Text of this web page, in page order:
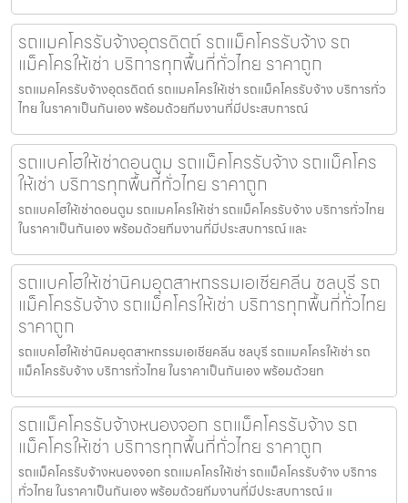
รถแมคโครรับจ้างอุตรดิตถ์ รถแม็คโครรับจ้าง รถ
แม็คโครให้เช่า บริการทุกพื้นที่ทั่วไทย ราคาถูก
รถแมคโครรับจ้างอุตรดิตถ์ รถแมคโครให้เช่า รถแม็คโครรับจ้าง บริการทั่ว
ไทย ในราคาเป็นกันเอง พร้อมด้วยทีมงานที่มีประสบการณ์
รถแบคโฮให้เช่าดอนตูม รถแม็คโครรับจ้าง รถแม็คโคร
ให้เช่า บริการทุกพื้นที่ทั่วไทย ราคาถูก
รถแบคโฮให้เช่าดอนตูม รถแมคโครให้เช่า รถแม็คโครรับจ้าง บริการทั่วไทย
ในราคาเป็นกันเอง พร้อมด้วยทีมงานที่มีประสบการณ์ และ
รถแบคโฮให้เช่านิคมอุตสาหกรรมเอเชียคลีน ชลบุรี รถ
แม็คโครรับจ้าง รถแม็คโครให้เช่า บริการทุกพื้นที่ทั่วไทย
ราคาถูก
รถแบคโฮให้เช่านิคมอุตสาหกรรมเอเชียคลีน ชลบุรี รถแมคโครให้เช่า รถ
แม็คโครรับจ้าง บริการทั่วไทย ในราคาเป็นกันเอง พร้อมด้วยท
รถแม็คโครรับจ้างหนองจอก รถแม็คโครรับจ้าง รถ
แม็คโครให้เช่า บริการทุกพื้นที่ทั่วไทย ราคาถูก
รถแม็คโครรับจ้างหนองจอก รถแมคโครให้เช่า รถแม็คโครรับจ้าง บริการ
ทั่วไทย ในราคาเป็นกันเอง พร้อมด้วยทีมงานที่มีประสบการณ์ แ